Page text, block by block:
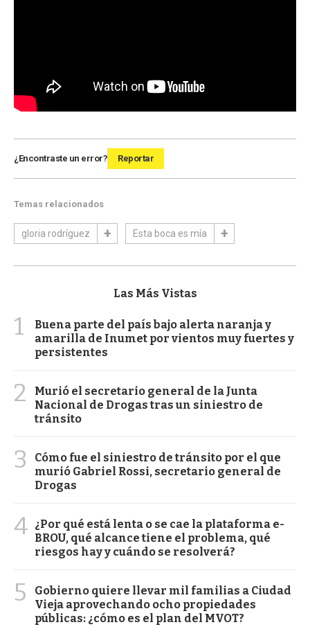
¿Encontraste un error? Reportar
Temas relacionados
gloria rodríguez Esta boca es mía
Las Más Vistas
1
Buena parte del país bajo alerta naranja y
amarilla de Inumet por vientos muy fuertes y
persistentes
2
Murió el secretario general de la Junta
Nacional de Drogas tras un siniestro de
tránsito
3
Cómo fue el siniestro de tránsito por el que
murió Gabriel Rossi, secretario general de
Drogas
4 ¿Por qué está lenta o se cae la plataforma e-
BROU, qué alcance tiene el problema, qué
riesgos hay y cuándo se resolverá?
5
Gobierno quiere llevar mil familias a Ciudad
Vieja aprovechando ocho propiedades
públicas: ¿cómo es el plan del MVOT?